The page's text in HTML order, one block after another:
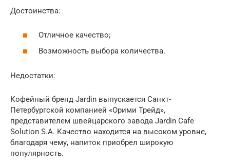
Достоинства:
Отличное качество;
Возможность выбора количества.
Недостатки:
Кофейный бренд Jardin выпускается Санкт-
Петербургской компанией «Орими Трейд»,
представителем швейцарского завода Jardin Cafe
Solution S.A. Качество находится на высоком уровне,
благодаря чему, напиток приобрел широкую
популярность.